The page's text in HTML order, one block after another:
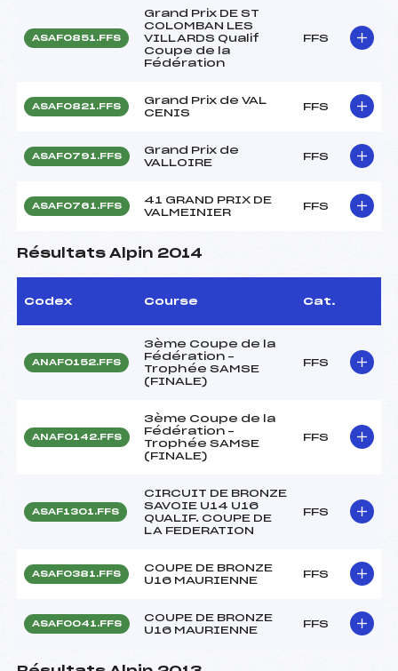
ASAF0851.FFS
Grand Prix DE ST
COLOMBAN LES
VILLARDS Qualif
Coupe de la
Fédération
FFS
ASAF0821.FFS
Grand Prix de VAL
CENIS
FFS
ASAF0791.FFS
Grand Prix de
VALLOIRE
FFS
ASAF0761.FFS
41 GRAND PRIX DE
VALMEINIER
FFS
Résultats Alpin 2014
Codex Course Cat.
ANAF0152.FFS
3ème Coupe de la
Fédération –
Trophée SAMSE
(FINALE)
FFS
ANAF0142.FFS
3ème Coupe de la
Fédération –
Trophée SAMSE
(FINALE)
FFS
ASAF1301.FFS
CIRCUIT DE BRONZE
SAVOIE U14 U16
QUALIF. COUPE DE
LA FEDERATION
FFS
ASAF0381.FFS
COUPE DE BRONZE
U16 MAURIENNE
FFS
ASAF0041.FFS
COUPE DE BRONZE
U16 MAURIENNE
FFS